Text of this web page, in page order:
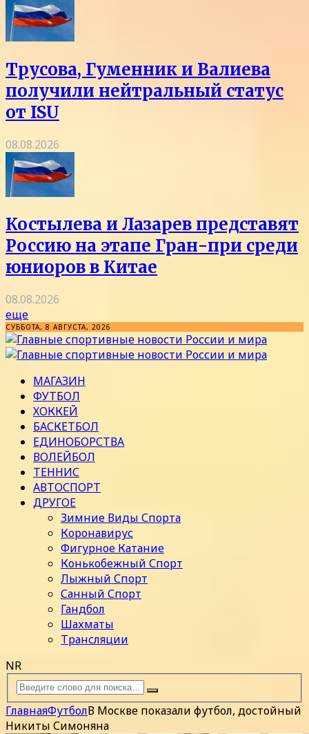
Трусова, Гуменник и Валиева
получили нейтральный статус
от ISU
08.08.2026
Костылева и Лазарев представят
Россию на этапе Гран-при среди
юниоров в Китае
08.08.2026
еще
СУББОТА, 8 АВГУСТА, 2026
МАГАЗИН
ФУТБОЛ
ХОККЕЙ
БАСКЕТБОЛ
ЕДИНОБОРСТВА
ВОЛЕЙБОЛ
ТЕННИС
АВТОСПОРТ
ДРУГОЕ
Зимние Виды Спорта
Коронавирус
Фигурное Катание
Конькобежный Спорт
Лыжный Спорт
Санный Спорт
Гандбол
Шахматы
Трансляции
NR
ГлавнаяФутболВ Москве показали футбол, достойный
Никиты Симоняна